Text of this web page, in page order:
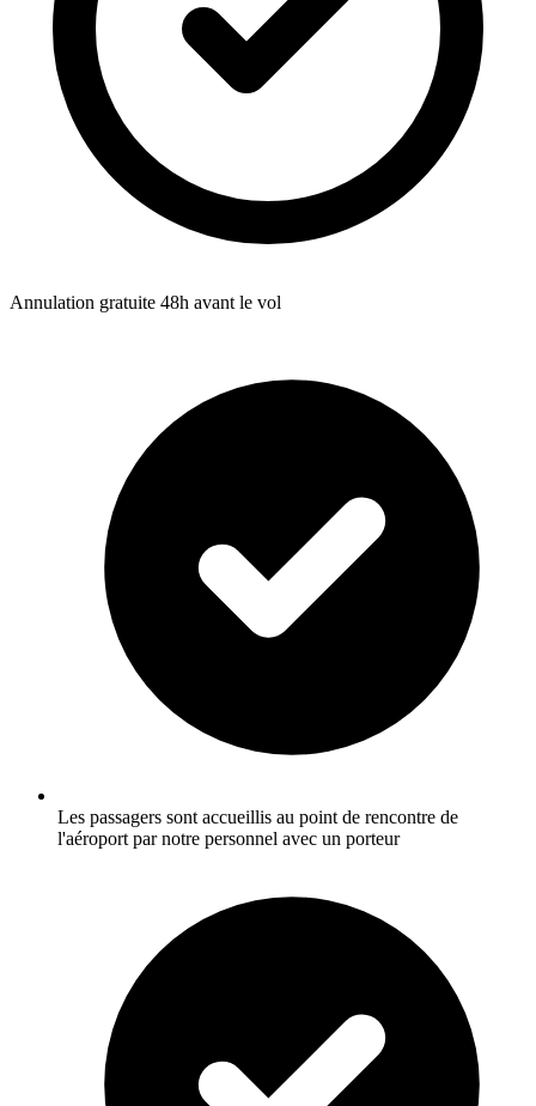
Annulation gratuite 48h avant le vol
Les passagers sont accueillis au point de rencontre de
l'aéroport par notre personnel avec un porteur